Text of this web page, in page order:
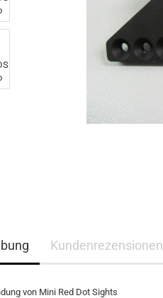
Kundenrezensionen
von Mini Red Dot Sights